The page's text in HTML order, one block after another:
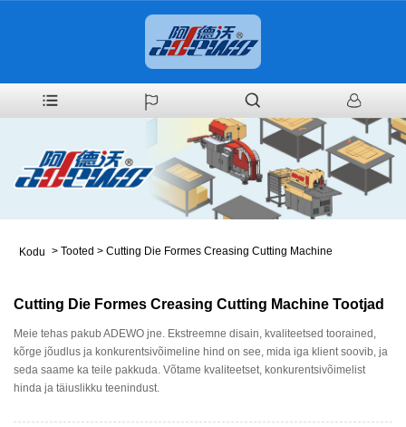
Kodu > Tooted > Cutting Die Formes Creasing Cutting Machine
Cutting Die Formes Creasing Cutting Machine Tootjad
Meie tehas pakub ADEWO jne. Ekstreemne disain, kvaliteetsed toorained,
kõrge jõudlus ja konkurentsivõimeline hind on see, mida iga klient soovib, ja
seda saame ka teile pakkuda. Võtame kvaliteetset, konkurentsivõimelist
hinda ja täiuslikku teenindust.